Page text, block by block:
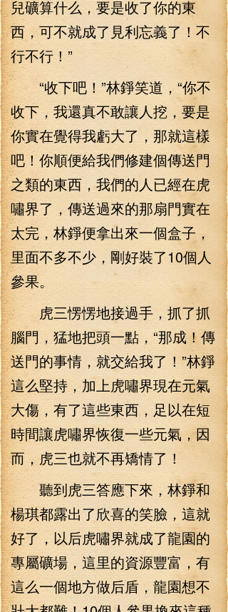
兒礦算什么，要是收了你的東
西，可不就成了見利忘義了！不
行不行！”
“收下吧！”林錚笑道，“你不
收下，我還真不敢讓人挖，要是
你實在覺得我虧大了，那就這樣
吧！你順便給我們修建個傳送門
之類的東西，我們的人已經在虎
嘯界了，傳送過來的那扇門實在
太完，林錚便拿出來一個盒子，
里面不多不少，剛好裝了10個人
參果。
虎三愣愣地接過手，抓了抓
腦門，猛地把頭一點，“那成！傳
送門的事情，就交給我了！”林錚
這么堅持，加上虎嘯界現在元氣
大傷，有了這些東西，足以在短
時間讓虎嘯界恢復一些元氣，因
而，虎三也就不再矯情了！
聽到虎三答應下來，林錚和
楊琪都露出了欣喜的笑臉，這就
好了，以后虎嘯界就成了龍園的
專屬礦場，這里的資源豐富，有
這么一個地方做后盾，龍園想不